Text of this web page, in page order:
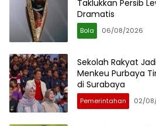
Taklukkan Persib
Dramatis
Bola 06/08/2026
Sekolah Rakyat
Menkeu Purbaya
di Surabaya
Pemerintahan 02/